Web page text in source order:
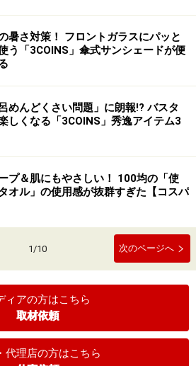
暑さ対策！ フロントガラスにパッと
う「3COINS」傘式サンシェードが便
呂めんどくさい問題」に朗報!? バスタ
しくなる「3COINS」秀逸アイテム3
プ＆肌にもやさしい！ 100均の「使
オル」の使用感が抜群すぎた【コスパ
1/10 次のページへ
ィアの方はこちら
取材依頼
代理店の方はこちら